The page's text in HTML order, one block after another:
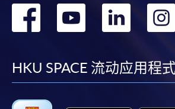
转
facebook
转
转
HKU SPACE 流动应用程